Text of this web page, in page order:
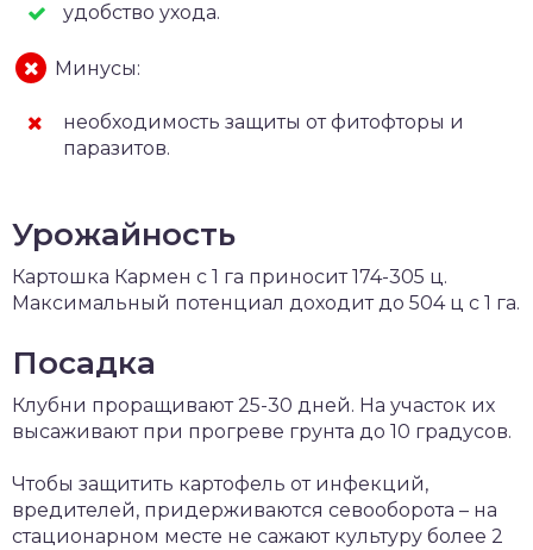
удобство ухода.
Минусы:
необходимость защиты от фитофторы и
паразитов.
Урожайность
Картошка Кармен с 1 га приносит 174-305 ц.
Максимальный потенциал доходит до 504 ц с 1 га.
Посадка
Клубни проращивают 25-30 дней. На участок их
высаживают при прогреве грунта до 10 градусов.
Чтобы защитить картофель от инфекций,
вредителей, придерживаются севооборота – на
стационарном месте не сажают культуру более 2